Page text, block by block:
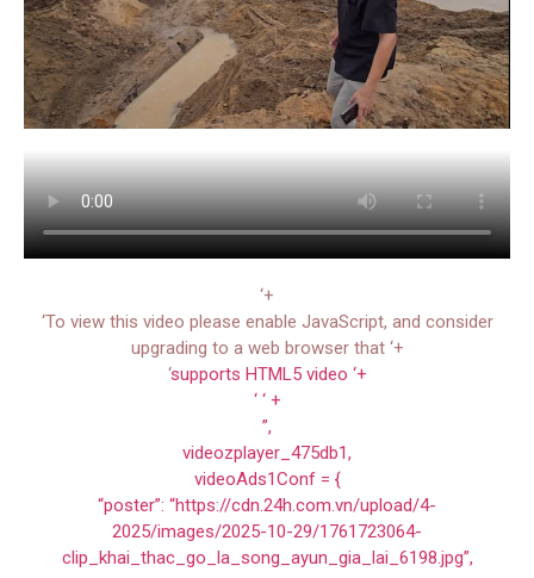
‘+
‘To view this video please enable JavaScript, and consider
upgrading to a web browser that ‘+
‘supports HTML5 video ‘+
‘ ‘ +
”,
videozplayer_475db1,
videoAds1Conf = {
“poster”: “https://cdn.24h.com.vn/upload/4-
2025/images/2025-10-29/1761723064-
clip_khai_thac_go_la_song_ayun_gia_lai_6198.jpg”,